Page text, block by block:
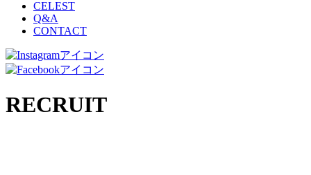
CELEST
Q&A
CONTACT
RECRUIT